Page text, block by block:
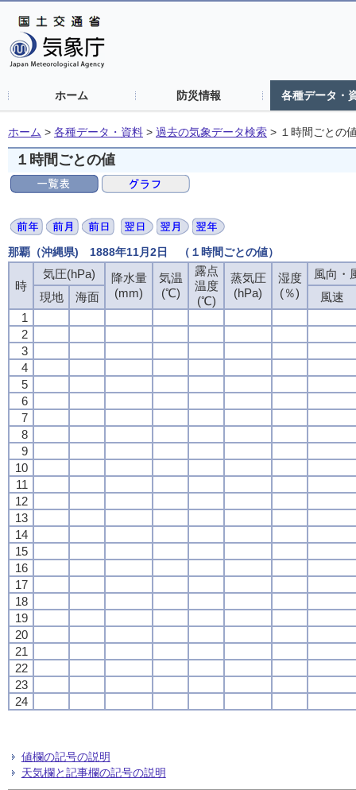
ホーム 防災情報 各種データ・
ホーム > 各種データ・資料 > 過去の気象データ検索 > １時間ごとの
１時間ごとの値
那覇（沖縄県) 1888年11月2日 （１時間ごとの値）
時
気圧(hPa)
降水量
(mm)
気温
(℃)
露点
温度
(℃)
蒸気圧
(hPa)
湿度
(％)
風向・
現地
海面
風速
1
2
3
4
5
6
7
8
9
10
11
12
13
14
15
16
17
18
19
20
21
22
23
24
値欄の記号の説明
天気欄と記事欄の記号の説明